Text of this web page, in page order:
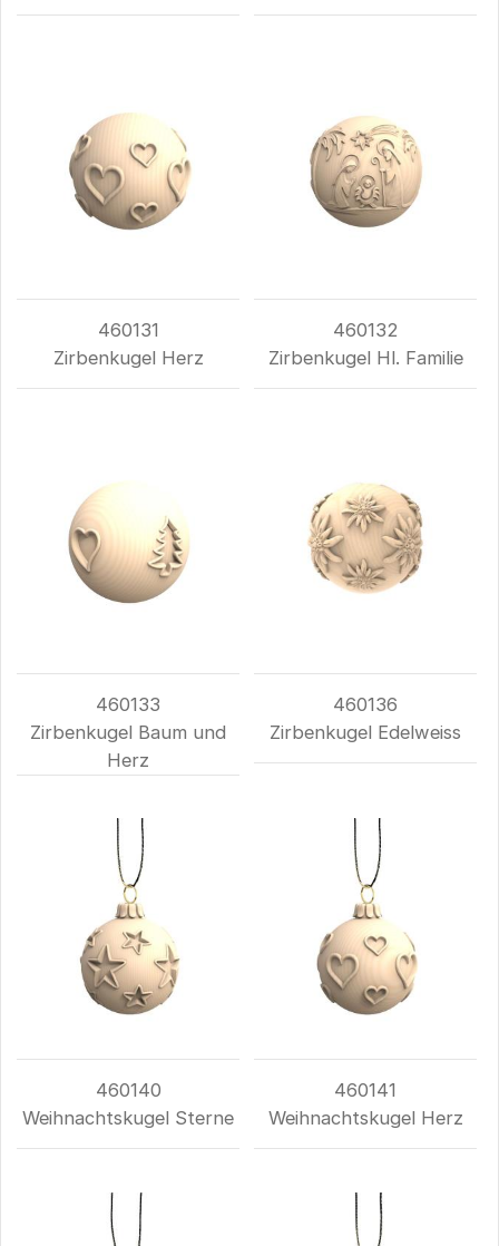
460131
Zirbenkugel Herz
460132
Zirbenkugel Hl. Familie
460133
Zirbenkugel Baum und
Herz
460136
Zirbenkugel Edelweiss
460140
Weihnachtskugel Sterne
460141
Weihnachtskugel Herz